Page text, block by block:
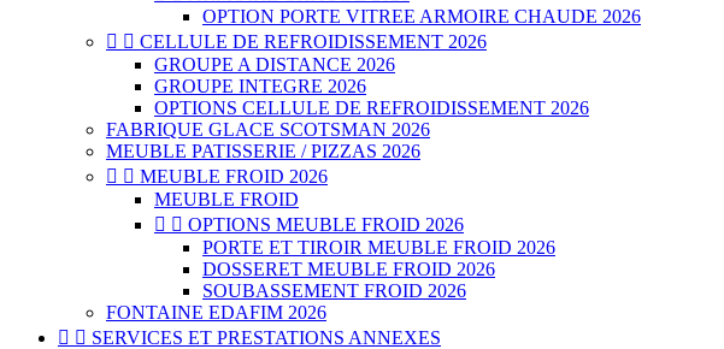
OPTION PORTE VITREE ARMOIRE CHAUDE 2026
  CELLULE DE REFROIDISSEMENT 2026
GROUPE A DISTANCE 2026
GROUPE INTEGRE 2026
OPTIONS CELLULE DE REFROIDISSEMENT 2026
FABRIQUE GLACE SCOTSMAN 2026
MEUBLE PATISSERIE / PIZZAS 2026
  MEUBLE FROID 2026
MEUBLE FROID
  OPTIONS MEUBLE FROID 2026
PORTE ET TIROIR MEUBLE FROID 2026
DOSSERET MEUBLE FROID 2026
SOUBASSEMENT FROID 2026
FONTAINE EDAFIM 2026
  SERVICES ET PRESTATIONS ANNEXES